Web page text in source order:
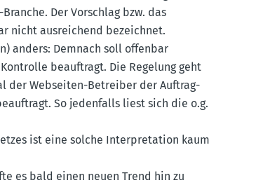
Der Vorschlag bzw. das
nicht ausrei­chend bezeichnet.
anders: Demnach soll offenbar
beauf­tragt. Die Regelung geht
der Webseiten-Betreiber der Auftrag­
So jeden­falls liest sich die o.g.
ist eine solche Inter­pre­tation kaum
es bald einen neuen Trend hin zu